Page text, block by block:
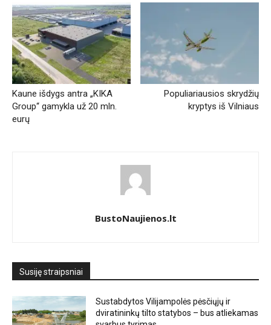
Kaune išdygs antra „KIKA
Group“ gamykla už 20 mln.
eurų
Populiariausios skrydžių
kryptys iš Vilniaus
BustoNaujienos.lt
Susiję straipsniai
Sustabdytos Vilijampolės pėsčiųjų ir
dviratininkų tilto statybos – bus atliekamas